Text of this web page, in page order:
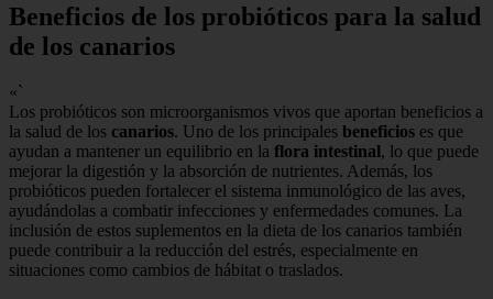
Beneficios de los probióticos para la salud
de los canarios
«`
Los probióticos son microorganismos vivos que aportan beneficios a
la salud de los canarios. Uno de los principales beneficios es que
ayudan a mantener un equilibrio en la flora intestinal, lo que puede
mejorar la digestión y la absorción de nutrientes. Además, los
probióticos pueden fortalecer el sistema inmunológico de las aves,
ayudándolas a combatir infecciones y enfermedades comunes. La
inclusión de estos suplementos en la dieta de los canarios también
puede contribuir a la reducción del estrés, especialmente en
situaciones como cambios de hábitat o traslados.